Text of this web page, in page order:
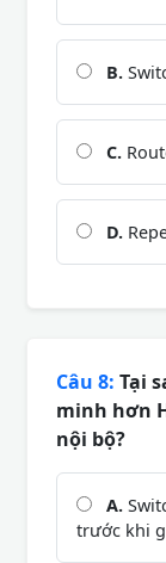
B.
C.
D.
Câu 8: Tại
minh hơn
nội bộ?
A.
trước khi